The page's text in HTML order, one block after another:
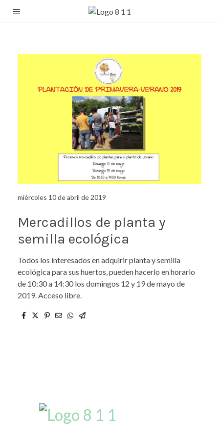
miércoles 10 de abril de 2019
Mercadillos de planta y
semilla ecológica
Todos los interesados en adquirir planta y semilla
ecológica para sus huertos, pueden hacerlo en horario
de 10:30 a 14:30 los domingos 12 y 19 de mayo de
2019. Acceso libre.